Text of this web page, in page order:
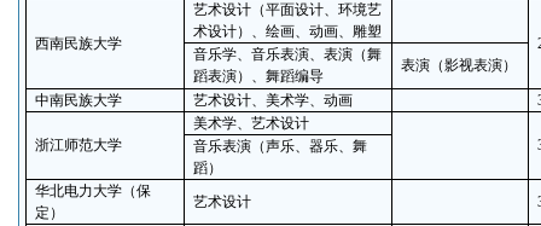
西南民族大学
艺术设计（平面设计、环境艺
术设计）、绘画、动画、雕塑
音乐学、音乐表演、表演（舞
蹈表演）、舞蹈编导
表演（影视表演）
中南民族大学 艺术设计、美术学、动画
浙江师范大学
美术学、艺术设计
音乐表演（声乐、器乐、舞
蹈）
华北电力大学（保
定）
艺术设计